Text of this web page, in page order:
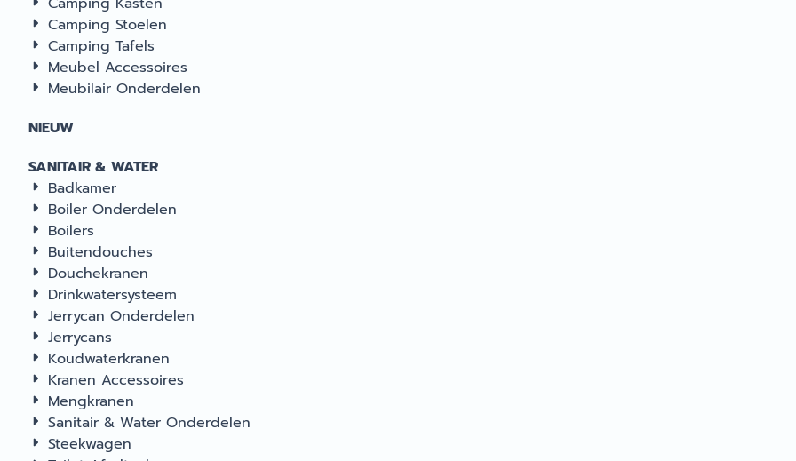
Camping Stoelen
Camping Tafels
Meubel Accessoires
Meubilair Onderdelen
NIEUW
SANITAIR & WATER
Badkamer
Boiler Onderdelen
Boilers
Buitendouches
Douchekranen
Drinkwatersysteem
Jerrycan Onderdelen
Jerrycans
Koudwaterkranen
Kranen Accessoires
Mengkranen
Sanitair & Water Onderdelen
Steekwagen